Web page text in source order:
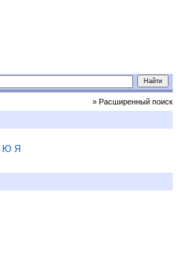
» Расширенный поиск
Ю Я